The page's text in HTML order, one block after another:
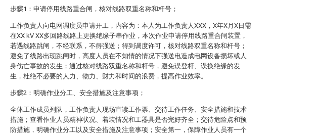
步骤1：申请停用线路重合闸，核对线路双重名称和杆号；
工作负责人向电网调度员申请开工，内容为：本人为工作负责人XXX，X年X月X日需
在XX kV XX多回路线路上更换绝缘子串作业，本次作业申请停用线路重合闸装置，
若遇线路跳闸，不经联系，不得强送；得到调度许可，核对线路双重名称和杆号；
避免了线路出现跳闸时，高度人员在不知情的情况下强送电造成电网设备损坏或人
身伤亡事故的发生；通过核对线路双重名称和杆号，避免误登杆、误换绝缘的发
生，杜绝不必要的人力、物力、财力和时间的浪费，提高作业效率。
步骤2：明确作业分工、安全措施及注意事项；
全体工作成员列队，工作负责人现场宣读工作票、交待工作任务、安全措施和技术
措施；查看作业人员精神状况、着装情况和工器具是否完好齐全；交待危险点和预
防措施，明确作业分工以及安全措施及注意事项；安全第一，保障作业人员有一个